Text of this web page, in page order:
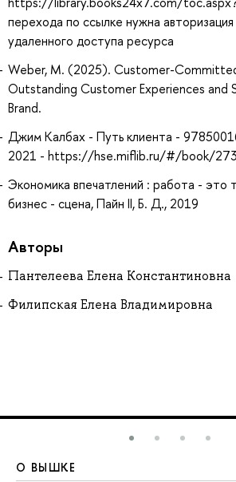
перехода по ссылке нужна
удаленного доступа ресурса
Weber, M. (2025). Customer-
Outstanding Customer Experiences and
Brand.
Джим Калбах - Путь клиента -
2021 - https://hse.miflib.ru/#/book/
Экономика впечатлений : работа - это
бизнес - сцена, Пайн II, Б. Д., 2019
Авторы
Пантелеева Елена Константиновна
Филипская Елена Владимировна
О ВЫШКЕ